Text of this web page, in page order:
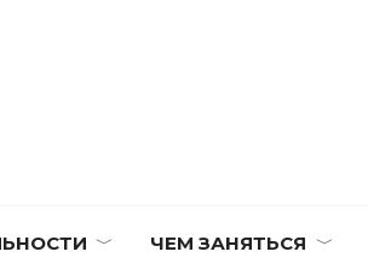
ЧЕМ ЗАНЯТЬСЯ